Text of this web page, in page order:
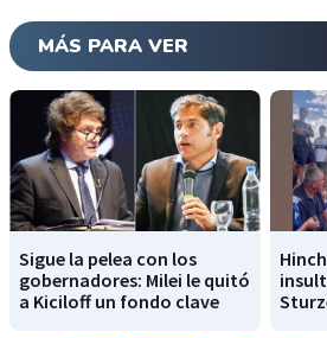
MÁS PARA VER
Sigue la pelea con los
gobernadores: Milei le quitó
a Kiciloff un fondo clave